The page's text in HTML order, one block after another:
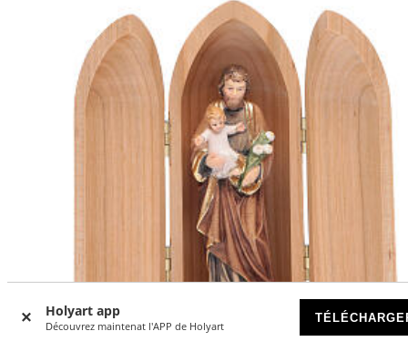
Holyart app
Découvrez maintenat l'APP de Holyart